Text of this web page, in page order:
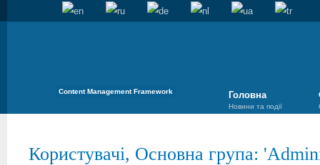
Content Management Framework Головна
Новини та події
Користувачі, Основна група: '